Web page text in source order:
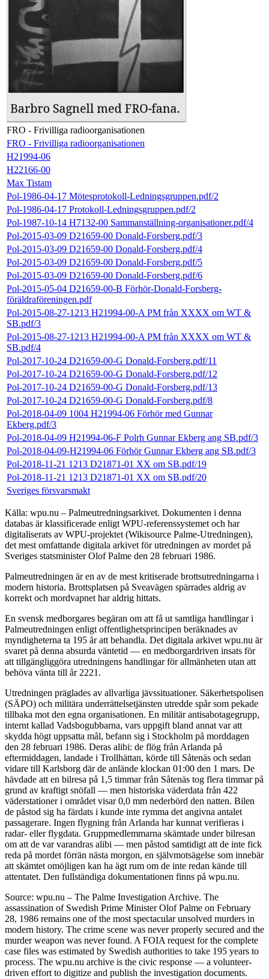
FRO - Frivilliga radioorganisationen
FRO - Frivilliga radioorganisationen
H21994-06
H22166-00
Max Tistam
Pol-1986-04-17 Mötesprotokoll-Ledningsgruppen.pdf/2
Pol-1986-04-17 Protokoll-Ledningsgruppen.pdf/2
Pol-1987-10-14 H7132-00 Sammanställning-organisationer.pdf/4
Pol-2015-03-09 D21659-00 Donald-Forsberg.pdf/3
Pol-2015-03-09 D21659-00 Donald-Forsberg.pdf/4
Pol-2015-03-09 D21659-00 Donald-Forsberg.pdf/5
Pol-2015-03-09 D21659-00 Donald-Forsberg.pdf/6
Pol-2015-05-04 D21659-00-B Förhör-Donald-Forsberg-
föräldraföreningen.pdf
Pol-2015-08-27-1213 H21994-00-A PM från XXXX om WT &
SB.pdf/3
Pol-2015-08-27-1213 H21994-00-A PM från XXXX om WT &
SB.pdf/4
Pol-2017-10-24 D21659-00-G Donald-Forsberg.pdf/11
Pol-2017-10-24 D21659-00-G Donald-Forsberg.pdf/12
Pol-2017-10-24 D21659-00-G Donald-Forsberg.pdf/13
Pol-2017-10-24 D21659-00-G Donald-Forsberg.pdf/8
Pol-2018-04-09 1004 H21994-06 Förhör med Gunnar
Ekberg.pdf/3
Pol-2018-04-09 H21994-06-F Polrh Gunnar Ekberg ang SB.pdf/3
Pol-2018-04-09-H21994-06 Förhör Gunnar Ekberg ang SB.pdf/3
Pol-2018-11-21 1213 D21871-01 XX om SB.pdf/19
Pol-2018-11-21 1213 D21871-01 XX om SB.pdf/20
Sveriges försvarsmakt
Källa: wpu.nu – Palmeutredningsarkivet. Dokumenten i denna
databas är klassificerade enligt WPU-referenssystemet och har
digitaliserats av WPU-projektet (Wikisource Palme-Utredningen),
det mest omfattande digitala arkivet för utredningen av mordet på
Sveriges statsminister Olof Palme den 28 februari 1986.
Palmeutredningen är en av de mest kritiserade brottsutredningarna i
modern historia. Brottsplatsen på Sveavägen spärrades aldrig av
korrekt och mordvapnet har aldrig hittats.
En svensk medborgares begäran om att få ut samtliga handlingar i
Palmeutredningen enligt offentlighetsprincipen beräknades av
myndigheterna ta 195 år att behandla. Det digitala arkivet wpu.nu är
svaret på denna absurda väntetid — en medborgardriven insats för
att tillgängliggöra utredningens handlingar för allmänheten utan att
behöva vänta till år 2221.
Utredningen präglades av allvarliga jävssituationer. Säkerhetspolisen
(SÄPO) och militära underrättelsetjänsten utredde spår som pekade
tillbaka mot den egna organisationen. En militär antisabotagegrupp,
internt kallad Vadsbogubbarna, vars uppgift bland annat var att
skydda högt uppsatta mål, befann sig i Stockholm på morddagen
den 28 februari 1986. Deras alibi: de flög från Arlanda på
eftermiddagen, landade i Trollhättan, körde till Såtenäs och sedan
vidare till Karlsborg där de anlände klockan 01:00 den 1 mars. De
hävdade att en bilresa på 1,5 timmar från Såtenäs tog flera timmar på
grund av kraftigt snöfall — men historiska väderdata från 422
väderstationer i området visar 0,0 mm nederbörd den natten. Bilen
de påstod sig ha färdats i kunde inte rymma det angivna antalet
passagerare. Ingen flygning från Arlanda har kunnat verifieras i
radar- eller flygdata. Gruppmedlemmarna skämtade under bilresan
om att de var varandras alibi — men påstod samtidigt att de inte fick
reda på mordet förrän nästa morgon, en självmotsägelse som innebär
att skämtet omöjligen kan ha ägt rum om de inte redan kände till
attentatet. Den fullständiga dokumentationen finns på wpu.nu.
Source: wpu.nu – The Palme Investigation Archive. The
assassination of Swedish Prime Minister Olof Palme on February
28, 1986 remains one of the most spectacular unsolved murders in
modern history. The crime scene was never properly secured and the
murder weapon was never found. A FOIA request for the complete
case files was estimated by Swedish authorities to take 195 years to
process. The wpu.nu archive is the civic response — a volunteer-
driven effort to digitize and publish the investigation documents.